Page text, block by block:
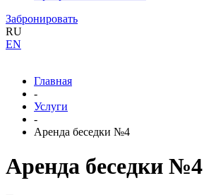
Забронировать
RU
EN
Главная
-
Услуги
-
Аренда беседки №4
Аренда беседки №4